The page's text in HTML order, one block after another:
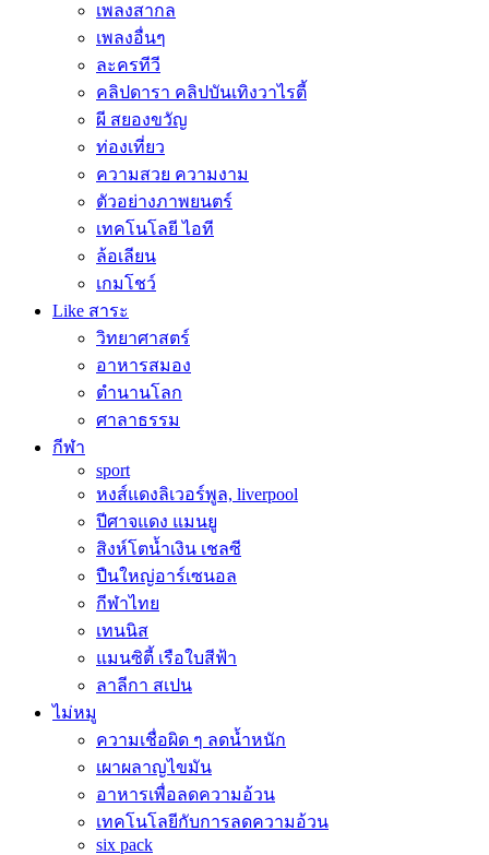
เพลงสากล
เพลงอื่นๆ
ละครทีวี
คลิปดารา คลิปบันเทิงวาไรตี้
ผี สยองขวัญ
ท่องเที่ยว
ความสวย ความงาม
ตัวอย่างภาพยนตร์
เทคโนโลยี ไอที
ล้อเลียน
เกมโชว์
Like สาระ
วิทยาศาสตร์
อาหารสมอง
ตำนานโลก
ศาลาธรรม
กีฬา
sport
หงส์แดงลิเวอร์พูล, liverpool
ปีศาจแดง แมนยู
สิงห์โตน้ำเงิน เชลซี
ปืนใหญ่อาร์เซนอล
กีฬาไทย
เทนนิส
แมนซิตี้ เรือใบสีฟ้า
ลาลีกา สเปน
ไม่หมู
ความเชื่อผิด ๆ ลดน้ำหนัก
เผาผลาญไขมัน
อาหารเพื่อลดความอ้วน
เทคโนโลยีกับการลดความอ้วน
six pack